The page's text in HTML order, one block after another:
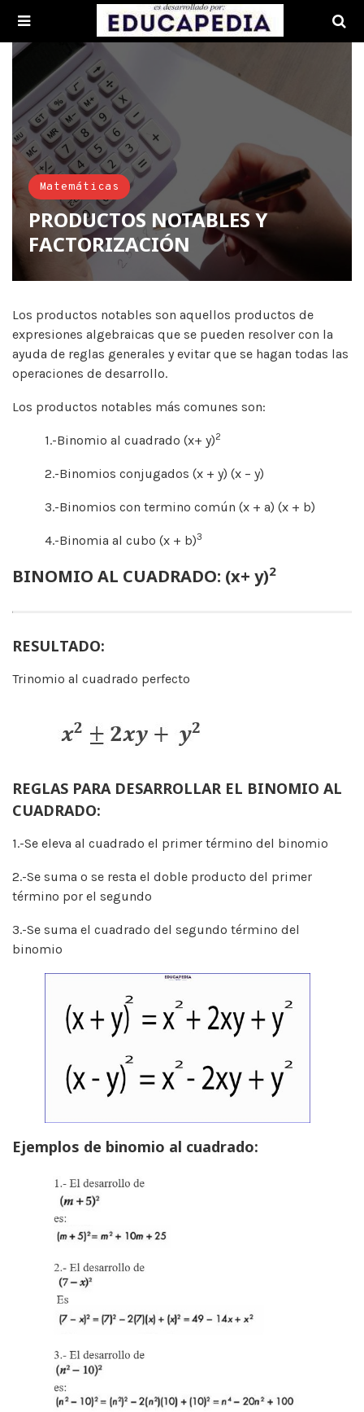
Matemáticas
PRODUCTOS NOTABLES Y
FACTORIZACIÓN
Los productos notables son aquellos productos de
expresiones algebraicas que se pueden resolver con la
ayuda de reglas generales y evitar que se hagan todas las
operaciones de desarrollo.
Los productos notables más comunes son:
1.-Binomio al cuadrado (x+ y)2
2.-Binomios conjugados (x + y) (x – y)
3.-Binomios con termino común (x + a) (x + b)
4.-Binomia al cubo (x + b)3
BINOMIO AL CUADRADO: (x+ y)2
RESULTADO:
Trinomio al cuadrado perfecto
REGLAS PARA DESARROLLAR EL BINOMIO AL
CUADRADO:
1.-Se eleva al cuadrado el primer término del binomio
2.-Se suma o se resta el doble producto del primer
término por el segundo
3.-Se suma el cuadrado del segundo término del
binomio
Ejemplos de binomio al cuadrado: